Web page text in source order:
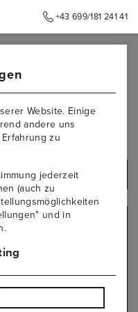
+43 699/181 241 41
-
Website. Einige
andere uns
zu
jederzeit
(auch zu
und in